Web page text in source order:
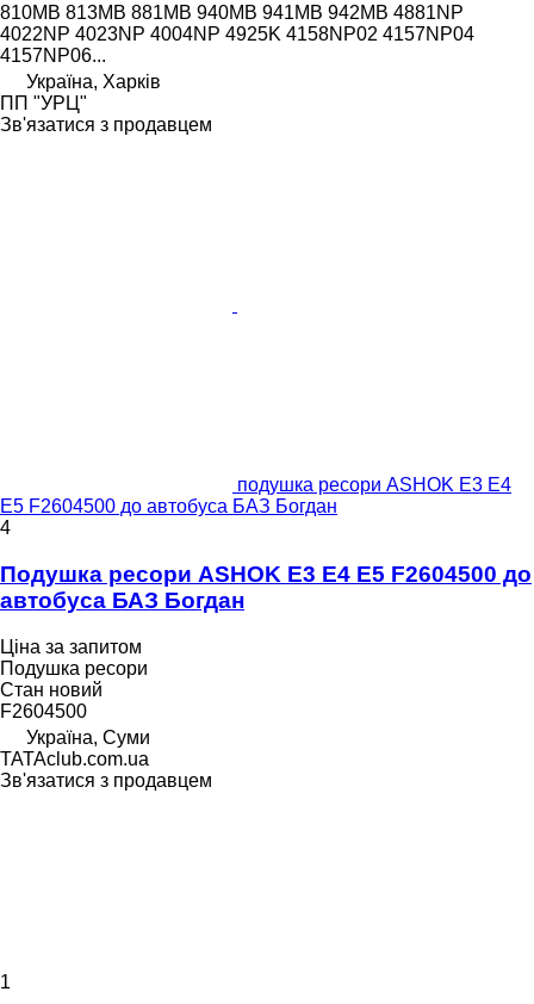
810MB 813MB 881MB 940MB 941MB 942MB 4881NP
4022NP 4023NP 4004NP 4925K 4158NP02 4157NP04
4157NP06...
Україна, Харків
ПП "УРЦ"
Зв'язатися з продавцем
подушка ресори ASHOK E3 E4
E5 F2604500 до автобуса БАЗ Богдан
4
Подушка ресори ASHOK E3 E4 E5 F2604500 до
автобуса БАЗ Богдан
Ціна за запитом
Подушка ресори
Стан новий
F2604500
Україна, Суми
TATAclub.com.ua
Зв'язатися з продавцем
1